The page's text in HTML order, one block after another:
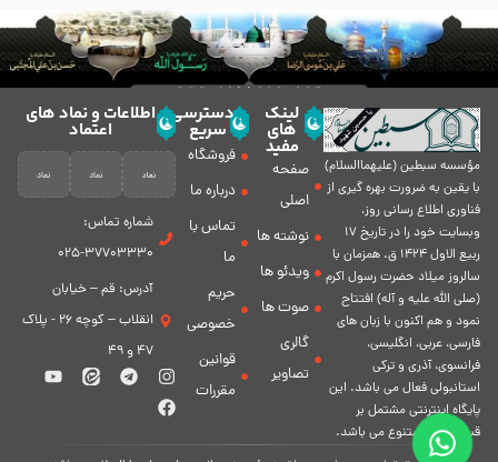
مؤسسه سبطين (عليهماالسلام)
با يقين به ضرورت بهره گیرى از
فناورى اطلاع رسانى روز،
وبسایت خود را در تاريخ 17
ربيع الاول 1424 ق. همزمان با
سالروز ميلاد حضرت رسول اكرم
(صلی الله علیه و آله) افتتاح
نمود و هم اكنون با زبان های
فارسی، عربى، انگلیسی،
فرانسوی، آذری و ترکی
استانبولی فعال مى باشد. اين
پايگاه اينترنتى مشتمل بر
قسمت هاى متنوع مى باشد.
لینک
های
مفید
صفحه
اصلی
نوشته ها
ویدئو ها
صوت ها
گالری
تصاویر
دسترسی
سریع
فروشگاه
درباره ما
تماس با
ما
حریم
خصوصی
قوانین
مقررات
اطلاعات و نماد های
اعتماد
شماره تماس:
37703330-025
آدرس: قم – خیابان
انقلاب – کوچه 26 - پلاک
47 و 49